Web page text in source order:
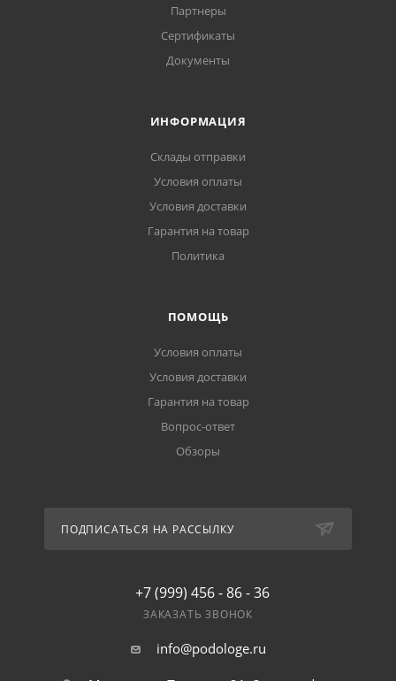
Партнеры
Сертификаты
Документы
ИНФОРМАЦИЯ
Склады отправки
Условия оплаты
Условия доставки
Гарантия на товар
Политика
ПОМОЩЬ
Условия оплаты
Условия доставки
Гарантия на товар
Вопрос-ответ
Обзоры
ПОДПИСАТЬСЯ НА РАССЫЛКУ
+7 (999) 456 - 86 - 36
ЗАКАЗАТЬ ЗВОНОК
info@podologe.ru